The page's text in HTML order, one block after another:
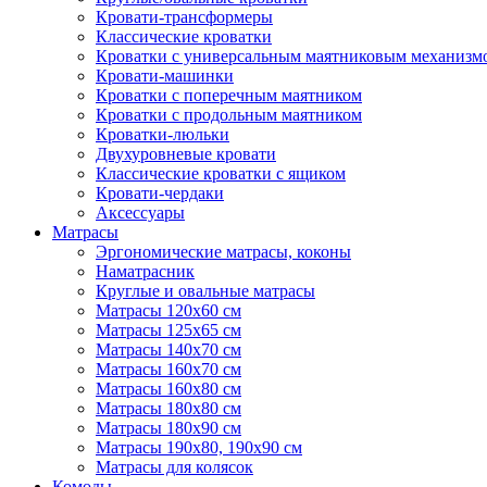
Кровати-трансформеры
Классические кроватки
Кроватки с универсальным маятниковым
Кровати-машинки
Кроватки с поперечным маятником
Кроватки с продольным маятником
Кроватки-люльки
Двухуровневые кровати
Классические кроватки с ящиком
Кровати-чердаки
Аксессуары
Матрасы
Эргономические матрасы, коконы
Наматрасник
Круглые и овальные матрасы
Матрасы 120х60 см
Матрасы 125х65 см
Матрасы 140х70 см
Матрасы 160х70 см
Матрасы 160х80 см
Матрасы 180х80 см
Матрасы 180х90 см
Матрасы 190х80, 190х90 см
Матрасы для колясок